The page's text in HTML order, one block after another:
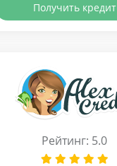
Получить кредит
Рейтинг: 5.0